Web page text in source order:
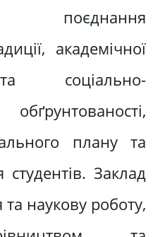
поєднання
академічної
соціально-
плану та
Заклад
наукову роботу,